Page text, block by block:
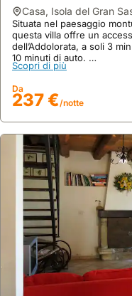
casa, Isola del Gran
Situata nel paesaggio
questa villa offre un
dell’Addolorata, a soli 3
10 minuti di auto.
Questa casa vacanza,
letto, 3 bagni, aria
panoramica con giardino
del contesto rurale.
Scopri di più
Da
237 €/notte